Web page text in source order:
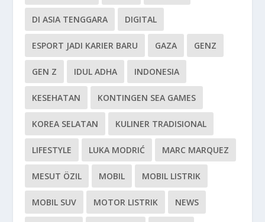
DI ASIA TENGGARA DIGITAL
ESPORT JADI KARIER BARU GAZA GENZ
GEN Z IDUL ADHA INDONESIA
KESEHATAN KONTINGEN SEA GAMES
KOREA SELATAN KULINER TRADISIONAL
LIFESTYLE LUKA MODRIĆ MARC MARQUEZ
MESUT ÖZIL MOBIL MOBIL LISTRIK
MOBIL SUV MOTOR LISTRIK NEWS